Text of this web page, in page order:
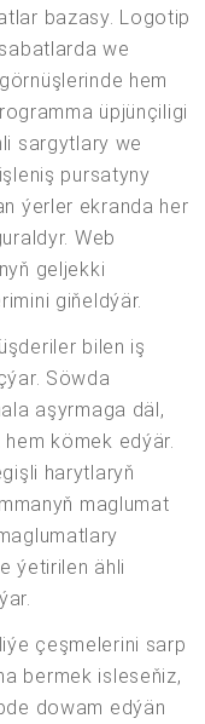
bazasy. Logotip
we
hem
üpjünçiligi
sargytlary we
pursatyny
ýerler ekranda her
Web
geljekki
giňeldýär.
bilen iş
Söwda
aşyrmaga däl,
kömek edýär.
harytlaryň
maglumat
ýetirilen ähli
çeşmelerini sarp
bermek isleseňiz,
dowam edýän